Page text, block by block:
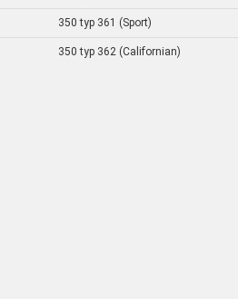
350 typ 361 (Sport)
350 typ 362 (Californian)